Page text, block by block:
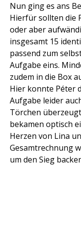
Nun ging es ans
Hierfür sollten die
oder aber
insgesamt 15
passend zum
Aufgabe eins.
zudem in die Box
Hier konnte Péter
Aufgabe leider
Törchen
bekamen optisch
Herzen von Lina
Gesamtrechnung
um den Sieg